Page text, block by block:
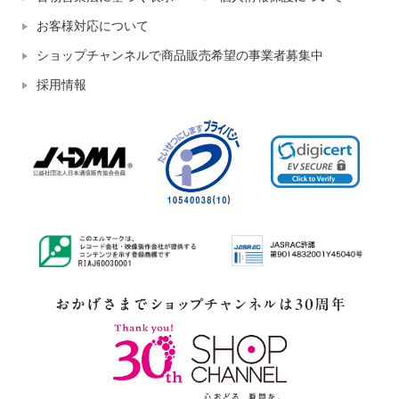
お客様対応について
ショップチャンネルで商品販売希望の事業者募集中
採用情報